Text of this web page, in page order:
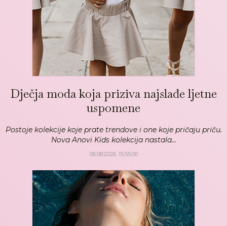
Dječja moda koja priziva najslađe ljetne
uspomene
Postoje kolekcije koje prate trendove i one koje pričaju priču.
Nova Anovi Kids kolekcija nastala...
06.08.2026. 15:55:00